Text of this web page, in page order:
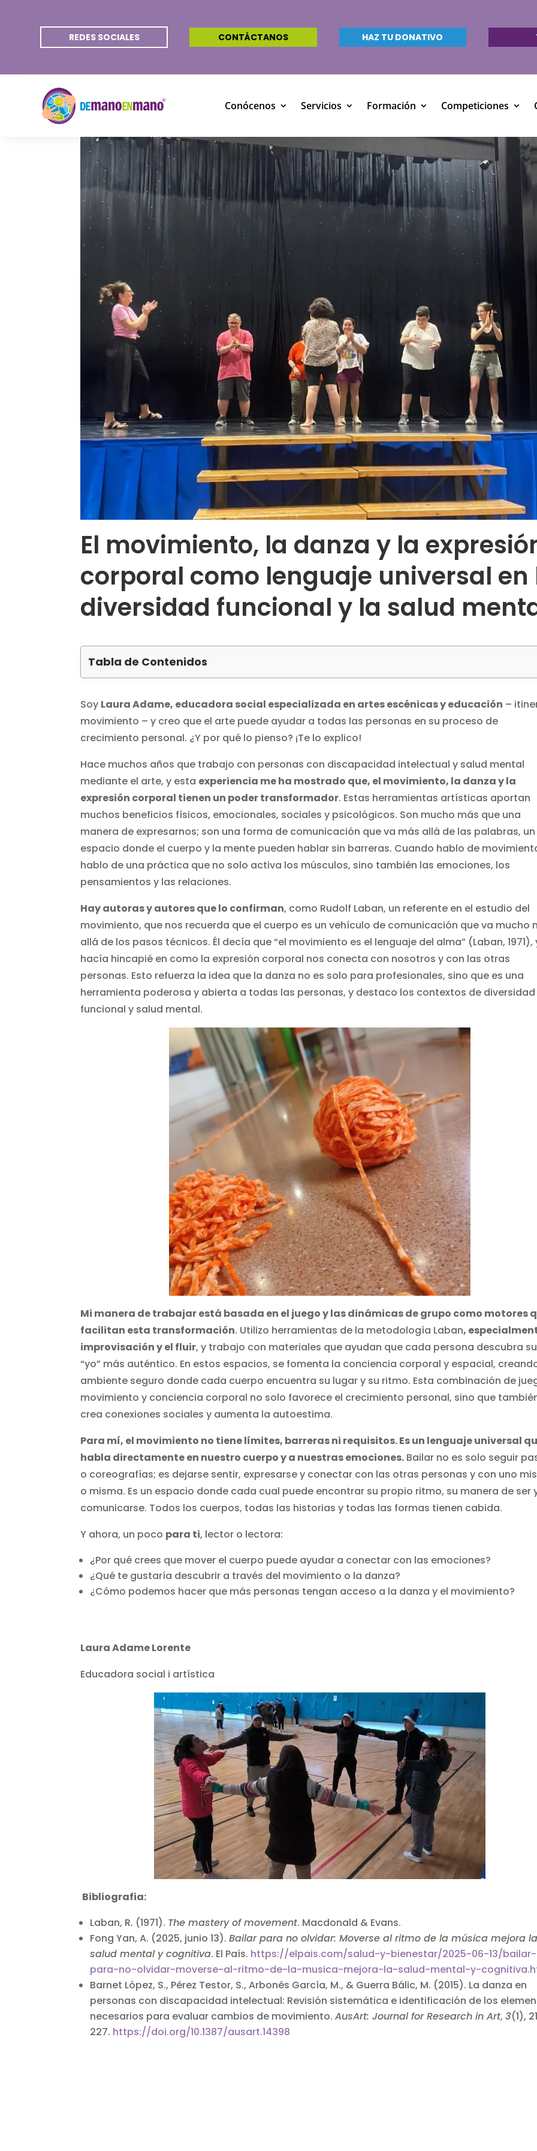
REDES SOCIALES CONTÁCTANOS HAZ TU DONATIVO
Conócenos Servicios Formación Competiciones
El movimiento, la danza y la
corporal como lenguaje universal en
diversidad funcional y la salud
Tabla de Contenidos
Soy Laura Adame, educadora social especializada en artes escénicas y educación –
movimiento – y creo que el arte puede ayudar a todas las personas en su proceso de
crecimiento personal. ¿Y por qué lo pienso? ¡Te lo explico!
Hace muchos años que trabajo con personas con discapacidad intelectual y salud mental
mediante el arte, y esta experiencia me ha mostrado que, el movimiento, la danza y la
expresión corporal tienen un poder transformador. Estas herramientas artísticas aportan
muchos beneficios físicos, emocionales, sociales y psicológicos. Son mucho más que una
manera de expresarnos; son una forma de comunicación que va más allá de las palabras, un
espacio donde el cuerpo y la mente pueden hablar sin barreras. Cuando hablo de
hablo de una práctica que no solo activa los músculos, sino también las emociones, los
pensamientos y las relaciones.
Hay autoras y autores que lo confirman, como Rudolf Laban, un referente en el estudio del
movimiento, que nos recuerda que el cuerpo es un vehículo de comunicación que va mucho
allá de los pasos técnicos. Él decía que “el movimiento es el lenguaje del alma” (Laban, 1971),
hacía hincapié en como la expresión corporal nos conecta con nosotros y con las otras
personas. Esto refuerza la idea que la danza no es solo para profesionales, sino que es una
herramienta poderosa y abierta a todas las personas, y destaco los contextos de diversidad
funcional y salud mental.
Mi manera de trabajar está basada en el juego y las dinámicas de grupo como motores
facilitan esta transformación. Utilizo herramientas de la metodología Laban,
improvisación y el fluir, y trabajo con materiales que ayudan que cada persona descubra su
“yo” más auténtico. En estos espacios, se fomenta la conciencia corporal y espacial,
ambiente seguro donde cada cuerpo encuentra su lugar y su ritmo. Esta combinación de
movimiento y conciencia corporal no solo favorece el crecimiento personal, sino que
crea conexiones sociales y aumenta la autoestima.
Para mí, el movimiento no tiene límites, barreras ni requisitos. Es un lenguaje universal
habla directamente en nuestro cuerpo y a nuestras emociones. Bailar no es solo seguir
o coreografías; es dejarse sentir, expresarse y conectar con las otras personas y con uno
o misma. Es un espacio donde cada cual puede encontrar su propio ritmo, su manera de ser
comunicarse. Todos los cuerpos, todas las historias y todas las formas tienen cabida.
Y ahora, un poco para ti, lector o lectora:
¿Por qué crees que mover el cuerpo puede ayudar a conectar con las emociones?
¿Qué te gustaría descubrir a través del movimiento o la danza?
¿Cómo podemos hacer que más personas tengan acceso a la danza y el movimiento?
Laura Adame Lorente
Educadora social i artística
Bibliografia:
Laban, R. (1971). The mastery of movement. Macdonald & Evans.
Fong Yan, A. (2025, junio 13).Bailar para no olvidar: Moverse al ritmo de la música mejora la
salud mental y cognitiva. El País. https://elpais.com/salud-y-bienestar/2025-06-13/bailar-
para-no-olvidar-moverse-al-ritmo-de-la-musica-mejora-la-salud-mental-y-
Barnet López, S., Pérez Testor, S., Arbonés García, M., & Guerra Bálic, M. (2015). La danza en
personas con discapacidad intelectual: Revisión sistemática e identificación de los
necesarios para evaluar cambios de movimiento.AusArt: Journal for Research in Art,3(1),
227. https://doi.org/10.1387/ausart.14398